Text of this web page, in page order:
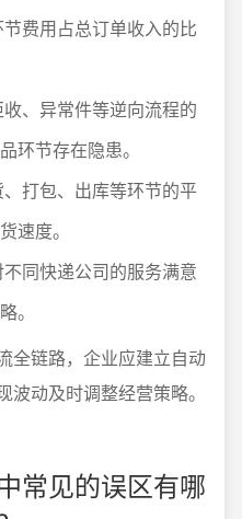
费用占总订单收入的比
、异常件等逆向流程的
环节存在隐患。
打包、出库等环节的平
速度。
同快递公司的服务满意
。
全链路，企业应建立自动
动及时调整经营策略。
常见的误区有哪